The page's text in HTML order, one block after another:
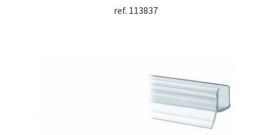
ref. 113837